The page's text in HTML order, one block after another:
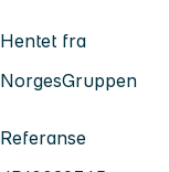
Hentet fra
NorgesGruppen
Referanse